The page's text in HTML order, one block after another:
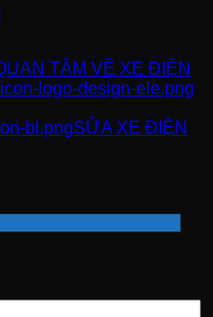
TÂM VỀ XE ĐIỆN
SỬA XE ĐIỆN